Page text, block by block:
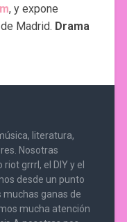
, y expone
Madrid. Drama
literatura,
Nosotras
grrrl, el DIY y el
desde un punto
ganas de
mucha atención